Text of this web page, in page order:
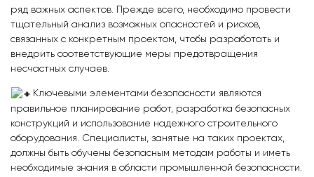
ряд важных аспектов. Прежде всего, необходимо провести
тщательный анализ возможных опасностей и рисков,
связанных с конкретным проектом, чтобы разработать и
внедрить соответствующие меры предотвращения
несчастных случаев.
Ключевыми элементами безопасности являются
правильное планирование работ, разработка безопасных
конструкций и использование надежного строительного
оборудования. Специалисты, занятые на таких проектах,
должны быть обучены безопасным методам работы и иметь
необходимые знания в области промышленной безопасности.